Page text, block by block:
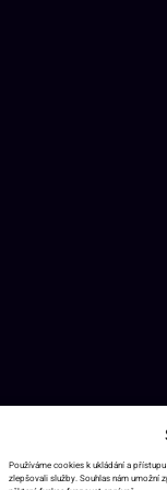
Používáme cookies k ukládání a
zlepšovali služby. Souhlas nám umožní